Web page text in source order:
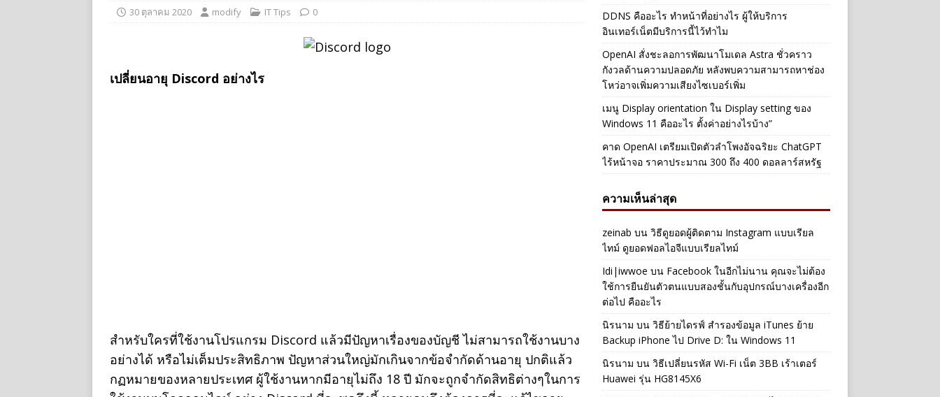
30 ตุลาคม 2020 modify IT Tips 0
เปลี่ยนอายุ Discord อย่างไร
สำหรับใครที่ใช้งานโปรแกรม Discord แล้วมีปัญหาเรื่องของบัญชี ไม่สามารถใช้งานบาง
อย่างได้ หรือไม่เต็มประสิทธิภาพ ปัญหาส่วนใหญ่มักเกินจากข้อจำกัดด้านอายุ ปกติแล้ว
กฏหมายของหลายประเทศ ผู้ใช้งานหากมีอายุไม่ถึง 18 ปี มักจะถูกจำกัดสิทธิต่างๆในการ
DDNS คืออะไร ทำหน้าที่อย่างไร ผู้ให้บริการ
อินเทอร์เน็ตมีบริการนี้ไว้ทำไม
OpenAI สั่งชะลอการพัฒนาโมเดล Astra ชั่วคราว
กังวลด้านความปลอดภัย หลังพบความสามารถหาช่อง
โหว่อาจเพิ่มความเสียงไซเบอร์เพิ่ม
เมนู Display orientation ใน Display setting ของ
Windows 11 คืออะไร ตั้งค่าอย่างไรบ้าง”
คาด OpenAI เตรียมเปิดตัวลำโพงอัจฉริยะ ChatGPT
ไร้หน้าจอ ราคาประมาณ 300 ถึง 400 ดอลลาร์สหรัฐ
ความเห็นล่าสุด
zeinab บน วิธีดูยอดผู้ติดตาม Instagram แบบเรียล
ไทม์ ดูยอดฟอลไอจีแบบเรียลไทม์
Idi|iwwoe บน Facebook ในอีกไม่นาน คุณจะไม่ต้อง
ใช้การยืนยันตัวตนแบบสองชั้นกับอุปกรณ์บางเครื่องอีก
ต่อไป คืออะไร
นิรนาม บน วิธีย้ายไดรฟ์ สำรองข้อมูล iTunes ย้าย
Backup iPhone ไป Drive D: ใน Windows 11
นิรนาม บน วิธีเปลี่ยนรหัส Wi-Fi เน็ต 3BB เร้าเตอร์
Huawei รุ่น HG8145X6